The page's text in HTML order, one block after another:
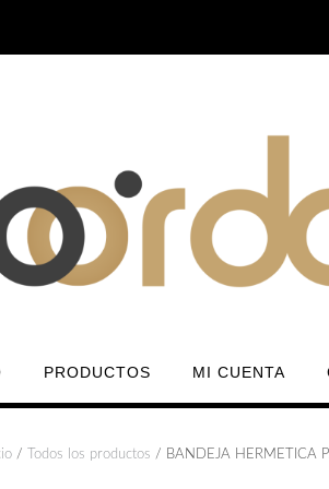
PRODUCTOS MI CUENTA
/ Todos los productos / BANDEJA HERMETICA